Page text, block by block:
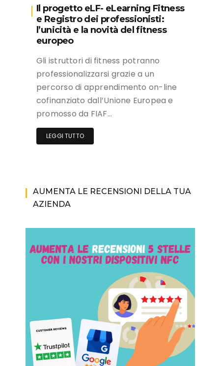
Il progetto eLF- eLearning Fitness
e Registro dei professionisti:
l’unicità e la novità del fitness
europeo
Gli istruttori di fitness potranno
professionalizzarsi grazie a un
percorso di apprendimento on-line
cofinanziato dall’Unione Europea e
promosso da FIAF…
LEGGI TUTTO
AUMENTA LE RECENSIONI DELLA TUA
AZIENDA